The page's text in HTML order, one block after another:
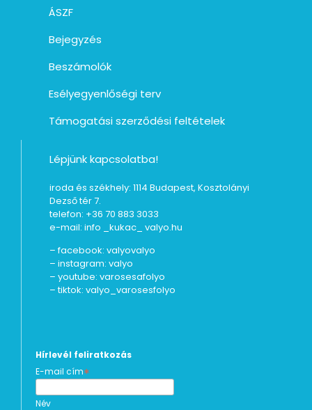
ÁSZF
Bejegyzés
Beszámolók
Esélyegyenlőségi terv
Támogatási szerződési feltételek
Lépjünk kapcsolatba!
iroda és székhely: 1114 Budapest, Kosztolányi
Dezső tér 7.
telefon: +36 70 883 3033
e-mail: info _kukac_ valyo.hu
– facebook: valyovalyo
– instagram: valyo
– youtube: varosesafolyo
– tiktok: valyo_varosesfolyo
Hírlevél feliratkozás
E-mail cím*
Név